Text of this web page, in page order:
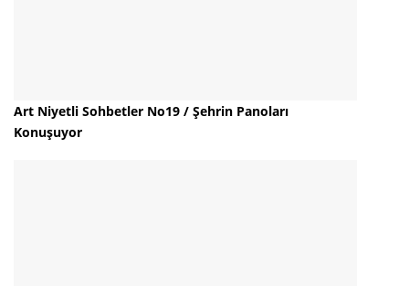
Art Niyetli Sohbetler No19 / Şehrin Panoları
Konuşuyor